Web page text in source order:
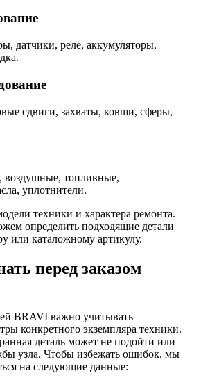
датчики, реле, аккумуляторы,
сдвиги, захваты, ковши, сферы,
воздушные, топливные,
уплотнители.
техники и характера ремонта.
определить подходящие детали
или каталожному артикулу.
перед заказом
BRAVI важно учитывать
конкретного экземпляра техники.
деталь может не подойти или
узла. Чтобы избежать ошибок, мы
на следующие данные: